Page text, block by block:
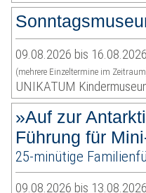
09.08.2026 bis 16.08.2026
(mehrere Einzeltermine im
UNIKATUM
»Auf zur
Führung für
25-minütige
09.08.2026 bis 13.08.2026